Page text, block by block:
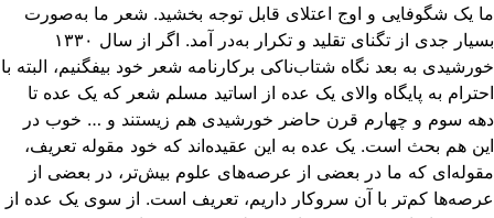
یک شگوفایی و اوج اعتلای قابل توجه بخشید. شعر ما به‌صورت
بسیار جدی از تگنای تقلید و تکرار به‌در آمد. اگر از سال ۱۳۳۰
به بعد نگاه شتاب‌ناکی برکارنامه‌ شعر خود بیفگنیم،‌ البته با
به پایگاه والای یک عده از اساتید مسلم شعر که یک عده تا
سوم و چهارم قرن حاضر خورشیدی هم زیستند و … خوب در
هم بحث است. یک عده به این عقیده‌اند که خود مقوله تعریف،
که ما در بعضی از عرصه‌های علوم بیش‌تر، در بعضی از
کم‌تر با آن سروکار داریم،‌ تعریف است. از سوی یک عده از